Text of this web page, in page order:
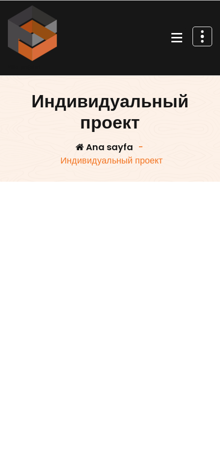
geç
Индивидуальный
проект
Ana sayfa -
Индивидуальный проект